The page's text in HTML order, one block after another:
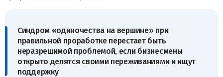
Синдром «одиночества на вершине» при
правильной проработке перестает быть
неразрешимой проблемой, если бизнесмены
открыто делятся своими переживаниями и ищут
поддержку